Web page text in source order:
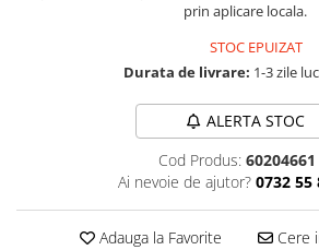
ReConnect
ScienceConnection
Vindecare Spirituala
Sanatate
prin aplicare locala.
STOC EPUIZAT
Durata de livrare: 1-3 zile
ALERTA STOC
Cod Produs: 60204661
Ai nevoie de ajutor? 0732 55
Adauga la Favorite Cere